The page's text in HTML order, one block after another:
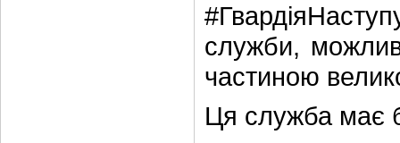
служби,
частиною
Ця служба має